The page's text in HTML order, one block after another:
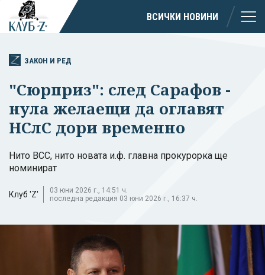
ВСИЧКИ НОВИНИ
ЗАКОН И РЕД
"Сюрприз": след Сарафов -
нула желаещи да оглавят
НСлС дори временно
Нито ВСС, нито новата и.ф. главна прокурорка ще
номинират
Клуб 'Z'
03 юни 2026 г., 14:51 ч.
последна редакция 03 юни 2026 г., 16:37 ч.